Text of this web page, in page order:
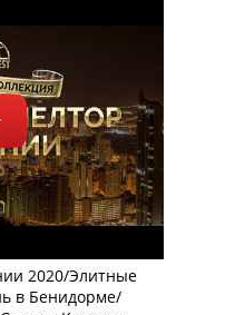
2020/Элитные
в Бенидорме/